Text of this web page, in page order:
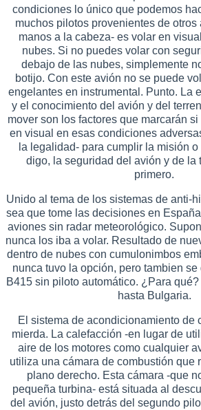
condiciones lo único que podemos
muchos pilotos provenientes de
manos a la cabeza- es volar en
nubes. Si no puedes volar con
debajo de las nubes, simplemente
botijo. Con este avión no se puede
engelantes en instrumental. Punto. La
y el conocimiento del avión y del
mover son los factores que marcarán
en visual en esas condiciones
la legalidad- para cumplir la misión
digo, la seguridad del avión y de la
primero.
Unido al tema de los sistemas de anti-
sea que tome las decisiones en
aviones sin radar meteorológico.
nunca los iba a volar. Resultado de
dentro de nubes con cumulonimbos
nunca tuvo la opción, pero tambien
B415 sin piloto automático. ¿Para
hasta Bulgaria.
El sistema de acondicionamiento de
mierda. La calefacción -en lugar de
aire de los motores como cualquier
utiliza una cámara de combustión que
plano derecho. Esta cámara -que
pequeña turbina- está situada al
del avión, justo detrás del segundo